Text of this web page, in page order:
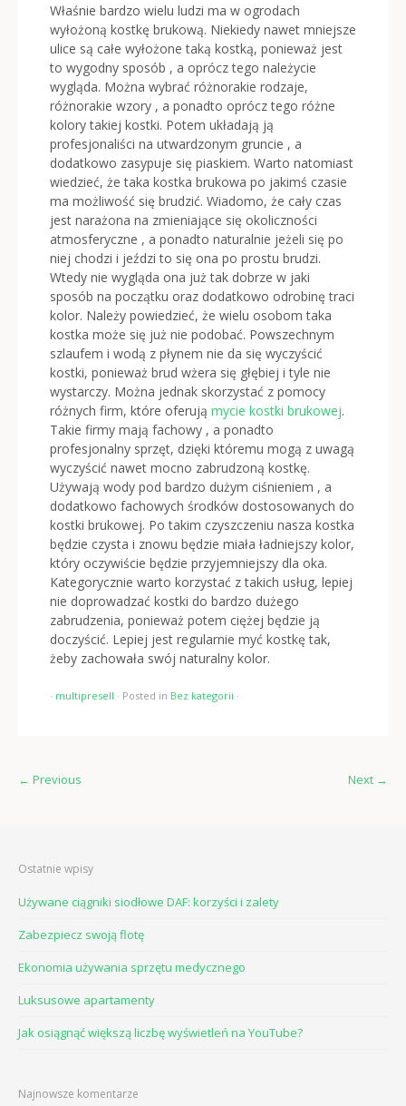
Właśnie bardzo wielu ludzi ma w ogrodach
wyłożoną kostkę brukową. Niekiedy nawet mniejsze
ulice są całe wyłożone taką kostką, ponieważ jest
to wygodny sposób , a oprócz tego należycie
wygląda. Można wybrać różnorakie rodzaje,
różnorakie wzory , a ponadto oprócz tego różne
kolory takiej kostki. Potem układają ją
profesjonaliści na utwardzonym gruncie , a
dodatkowo zasypuje się piaskiem. Warto natomiast
wiedzieć, że taka kostka brukowa po jakimś czasie
ma możliwość się brudzić. Wiadomo, że cały czas
jest narażona na zmieniające się okoliczności
atmosferyczne , a ponadto naturalnie jeżeli się po
niej chodzi i jeździ to się ona po prostu brudzi.
Wtedy nie wygląda ona już tak dobrze w jaki
sposób na początku oraz dodatkowo odrobinę traci
kolor. Należy powiedzieć, że wielu osobom taka
kostka może się już nie podobać. Powszechnym
szlaufem i wodą z płynem nie da się wyczyścić
kostki, ponieważ brud wżera się głębiej i tyle nie
wystarczy. Można jednak skorzystać z pomocy
różnych firm, które oferują mycie kostki brukowej.
Takie firmy mają fachowy , a ponadto
profesjonalny sprzęt, dzięki któremu mogą z uwagą
wyczyścić nawet mocno zabrudzoną kostkę.
Używają wody pod bardzo dużym ciśnieniem , a
dodatkowo fachowych środków dostosowanych do
kostki brukowej. Po takim czyszczeniu nasza kostka
będzie czysta i znowu będzie miała ładniejszy kolor,
który oczywiście będzie przyjemniejszy dla oka.
Kategorycznie warto korzystać z takich usług, lepiej
nie doprowadzać kostki do bardzo dużego
zabrudzenia, ponieważ potem ciężej będzie ją
doczyścić. Lepiej jest regularnie myć kostkę tak,
żeby zachowała swój naturalny kolor.
· multipresell · Posted in Bez kategorii ·
← Previous Next →
Ostatnie wpisy
Używane ciągniki siodłowe DAF: korzyści i zalety
Zabezpiecz swoją flotę
Ekonomia używania sprzętu medycznego
Luksusowe apartamenty
Jak osiągnąć większą liczbę wyświetleń na YouTube?
Najnowsze komentarze